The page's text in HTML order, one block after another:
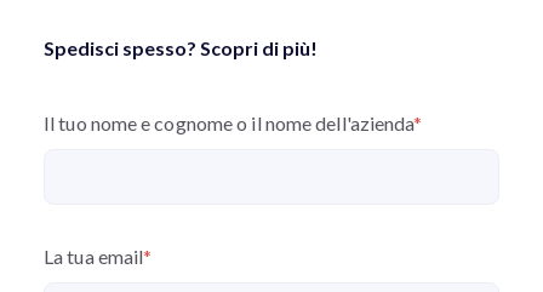
Spedisci spesso? Scopri di più!
Il tuo nome e cognome o il nome dell'azienda*
La tua email*